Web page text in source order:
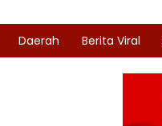
Daerah Berita Viral